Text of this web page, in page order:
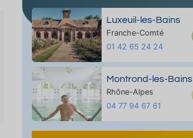
Luxeuil-les-Bains
Franche-Comté
01 42 65 24 24
Montrond-les-Bains
Rhône-Alpes
04 77 94 67 61